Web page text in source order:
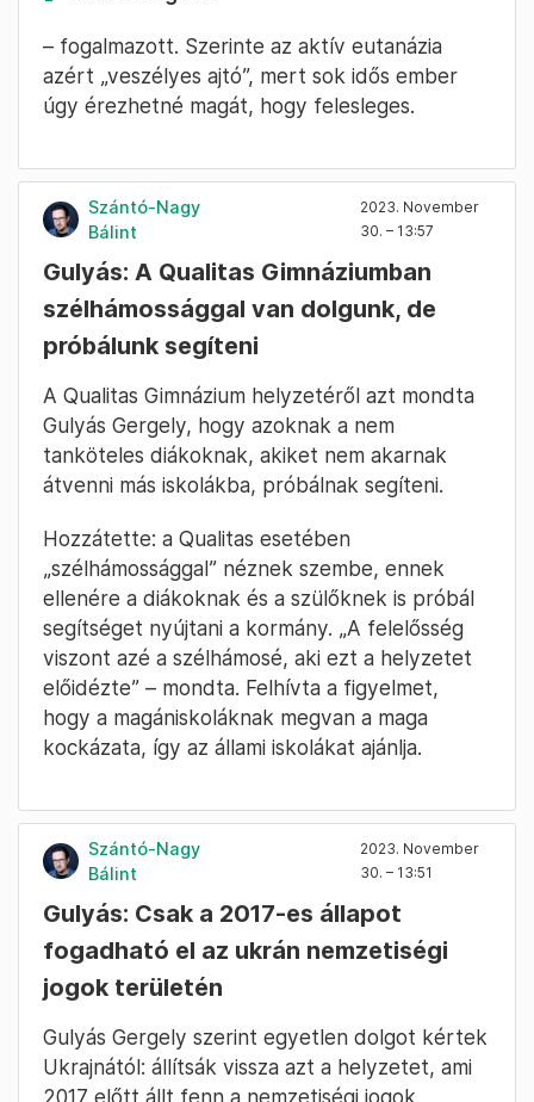
– fogalmazott. Szerinte az aktív eutanázia
azért „veszélyes ajtó”, mert sok idős ember
úgy érezhetné magát, hogy felesleges.
Szántó-Nagy
Bálint
2023. November
30. – 13:57
Gulyás: A Qualitas Gimnáziumban
szélhámossággal van dolgunk, de
próbálunk segíteni
A Qualitas Gimnázium helyzetéről azt mondta
Gulyás Gergely, hogy azoknak a nem
tanköteles diákoknak, akiket nem akarnak
átvenni más iskolákba, próbálnak segíteni.
Hozzátette: a Qualitas esetében
„szélhámossággal” néznek szembe, ennek
ellenére a diákoknak és a szülőknek is próbál
segítséget nyújtani a kormány. „A felelősség
viszont azé a szélhámosé, aki ezt a helyzetet
előidézte” – mondta. Felhívta a figyelmet,
hogy a magániskoláknak megvan a maga
kockázata, így az állami iskolákat ajánlja.
Szántó-Nagy
Bálint
2023. November
30. – 13:51
Gulyás: Csak a 2017-es állapot
fogadható el az ukrán nemzetiségi
jogok területén
Gulyás Gergely szerint egyetlen dolgot kértek
Ukrajnától: állítsák vissza azt a helyzetet, ami
2017 előtt állt fenn a nemzetiségi jogok